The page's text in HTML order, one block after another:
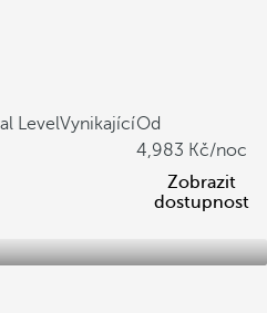
LevelVynikajícíOd
4,983
/noc
Zobrazit
dostupnost